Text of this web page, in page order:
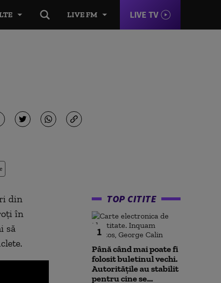
LIVE FM LIVE TV
din
în
să
TOP CITITE
1
Până când mai poate fi
folosit buletinul vechi.
Autoritățile au stabilit
pentru cine se...